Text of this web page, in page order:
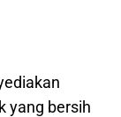
yang bersih